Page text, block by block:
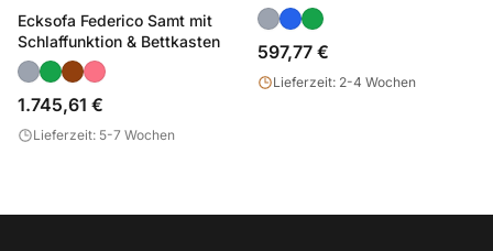
Ecksofa Federico Samt mit
Schlaffunktion & Bettkasten
1.745,61 €
Lieferzeit: 5-7 Wochen
597,77 €
Lieferzeit: 2-4 Wochen